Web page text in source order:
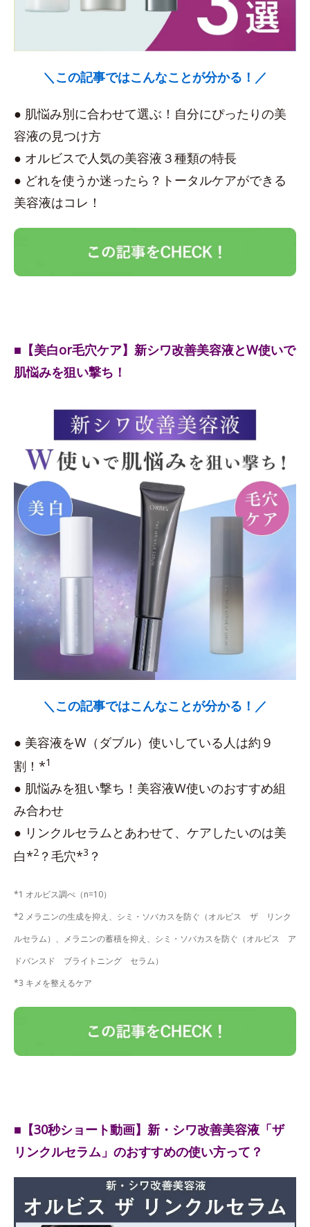
＼この記事ではこんなことが分かる！／
● 肌悩み別に合わせて選ぶ！自分にぴったりの美
容液の見つけ方
● オルビスで人気の美容液３種類の特長
● どれを使うか迷ったら？トータルケアができる
美容液はコレ！
■【美白or毛穴ケア】新シワ改善美容液とW使いで
肌悩みを狙い撃ち！
＼この記事ではこんなことが分かる！／
● 美容液をW（ダブル）使いしている人は約９
割！*1
● 肌悩みを狙い撃ち！美容液W使いのおすすめ組
み合わせ
● リンクルセラムとあわせて、ケアしたいのは美
白*2 ？毛穴*3 ？
*1 オルビス調べ（n=10）
*2 メラニンの生成を抑え、シミ・ソバカスを防ぐ（オルビス ザ リンク
ルセラム）、メラニンの蓄積を抑え、シミ・ソバカスを防ぐ（オルビス ア
ドバンスド ブライトニング セラム）
*3 キメを整えるケア
■【30秒ショート動画】新・シワ改善美容液「ザ
リンクルセラム」のおすすめの使い方って？